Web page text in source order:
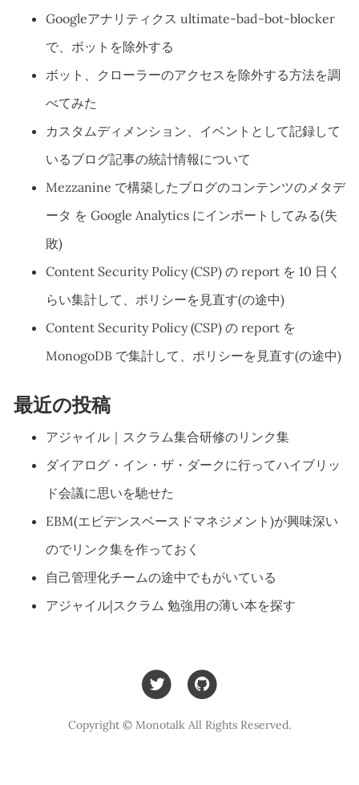
Googleアナリティクス ultimate-bad-bot-blocker
で、ボットを除外する
ボット、クローラーのアクセスを除外する方法を調
べてみた
カスタムディメンション、イベントとして記録して
いるブログ記事の統計情報について
Mezzanine で構築したブログのコンテンツのメタデ
ータ を Google Analytics にインポートしてみる(失
敗)
Content Security Policy (CSP) の report を 10 日く
らい集計して、ポリシーを見直す(の途中)
Content Security Policy (CSP) の report を
MonogoDB で集計して、ポリシーを見直す(の途中)
最近の投稿
アジャイル｜スクラム集合研修のリンク集
ダイアログ・イン・ザ・ダークに行ってハイブリッ
ド会議に思いを馳せた
EBM(エビデンスベースドマネジメント)が興味深い
のでリンク集を作っておく
自己管理化チームの途中でもがいている
アジャイル|スクラム 勉強用の薄い本を探す
Copyright © Monotalk All Rights Reserved.